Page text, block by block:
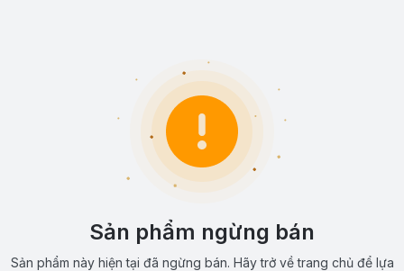
Sản phẩm ngừng bán
Sản phẩm này hiện tại đã ngừng bán. Hãy trở về trang chủ để lựa